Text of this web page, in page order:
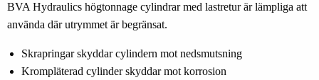
BVA Hydraulics högtonnage cylindrar med lastretur är lämpliga att
använda där utrymmet är begränsat.
Skrapringar skyddar cylindern mot nedsmutsning
Krompläterad cylinder skyddar mot korrosion